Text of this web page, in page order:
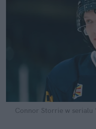
Connor Storrie w serialu